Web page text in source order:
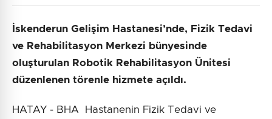
İskenderun Gelişim Hastanesi’nde, Fizik Tedavi
ve Rehabilitasyon Merkezi bünyesinde
oluşturulan Robotik Rehabilitasyon Ünitesi
düzenlenen törenle hizmete açıldı.
HATAY - BHA Hastanenin Fizik Tedavi ve